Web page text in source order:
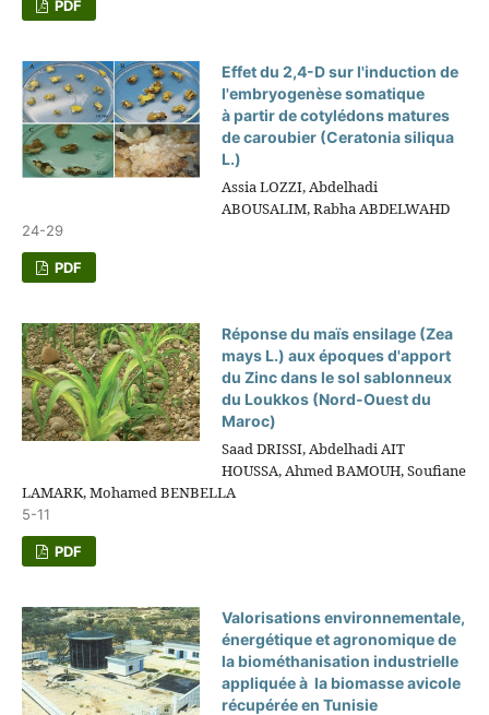
PDF
Effet du 2,4-D sur l'induction de
l'embryogenèse somatique
à partir de cotylédons matures
de caroubier (Ceratonia siliqua
L.)
Assia LOZZI, Abdelhadi
ABOUSALIM, Rabha ABDELWAHD
24-29
PDF
Réponse du maïs ensilage (Zea
mays L.) aux époques d'apport
du Zinc dans le sol sablonneux
du Loukkos (Nord-Ouest du
Maroc)
Saad DRISSI, Abdelhadi AIT
HOUSSA, Ahmed BAMOUH, Soufiane
LAMARK, Mohamed BENBELLA
5-11
PDF
Valorisations environnementale,
énergétique et agronomique de
la biométhanisation industrielle
appliquée à la biomasse avicole
récupérée en Tunisie